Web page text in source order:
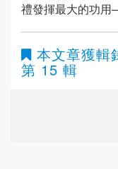
禮發揮最大的功用
本文章獲輯
第 15 輯